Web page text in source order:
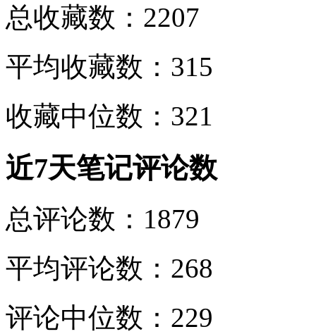
总收藏数：2207
平均收藏数：315
收藏中位数：321
近7天笔记评论数
总评论数：1879
平均评论数：268
评论中位数：229